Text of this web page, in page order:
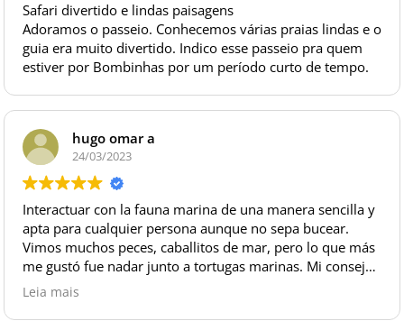
Safari divertido e lindas paisagens
Adoramos o passeio. Conhecemos várias praias lindas e o
guia era muito divertido. Indico esse passeio pra quem
estiver por Bombinhas por um período curto de tempo.
hugo omar a
24/03/2023
Interactuar con la fauna marina de una manera sencilla y
apta para cualquier persona aunque no sepa bucear.
Vimos muchos peces, caballitos de mar, pero lo que más
me gustó fue nadar junto a tortugas marinas. Mi consejo
es llevar algún dispositivo para fotografiar bajo el agua.
Leia mais